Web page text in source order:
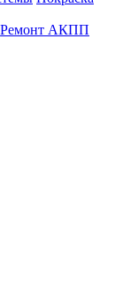
Ремонт АКПП